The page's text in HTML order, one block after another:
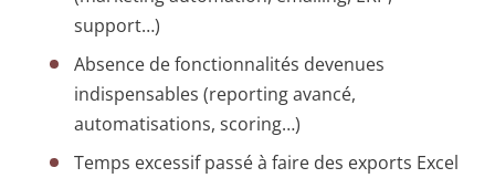
support…)
Absence de fonctionnalités devenues
indispensables (reporting avancé,
automatisations, scoring…)
Temps excessif passé à faire des exports Excel